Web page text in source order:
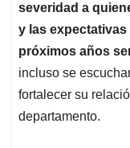
severidad a
y las
próximos años
incluso se
fortalecer su
departamento.